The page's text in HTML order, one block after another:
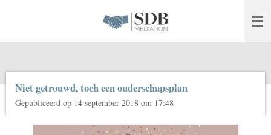
Niet getrouwd, toch een ouderschapsplan
Gepubliceerd op 14 september 2018 om 17:48